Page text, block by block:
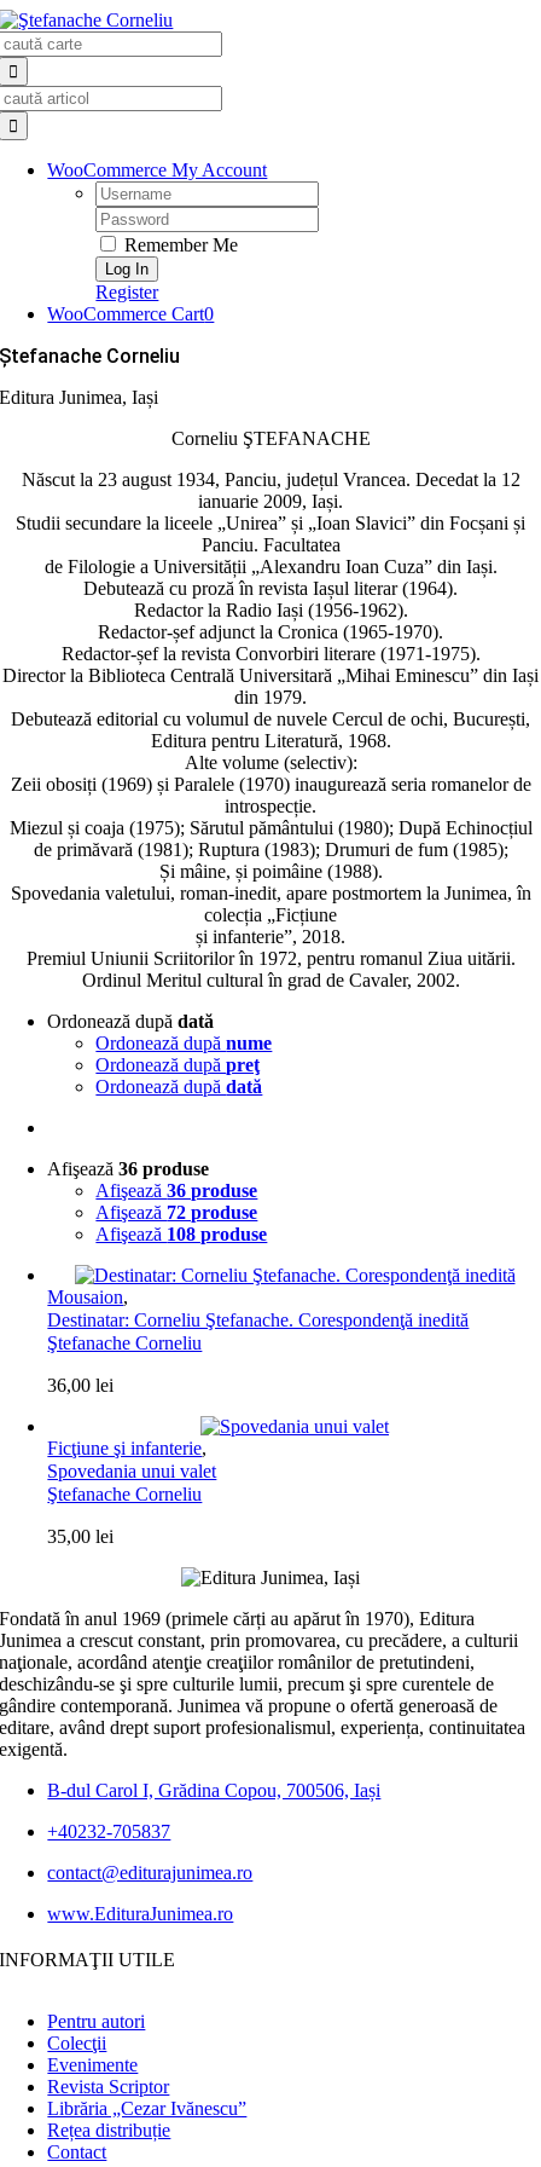
Skip
to
content
WooCommerce My Account
Username:
Password:
Remember Me
Register
WooCommerce Cart0
Ştefanache Corneliu
Editura Junimea, Iași
Corneliu ŞTEFANACHE
Născut la 23 august 1934, Panciu, județul Vrancea. Decedat la 12
ianuarie 2009, Iași.
Studii secundare la liceele „Unirea” și „Ioan Slavici” din Focșani și
Panciu. Facultatea
de Filologie a Universității „Alexandru Ioan Cuza” din Iași.
Debutează cu proză în revista Iașul literar (1964).
Redactor la Radio Iași (1956-1962).
Redactor-șef adjunct la Cronica (1965-1970).
Redactor-șef la revista Convorbiri literare (1971-1975).
Director la Biblioteca Centrală Universitară „Mihai Eminescu” din Iași
din 1979.
Debutează editorial cu volumul de nuvele Cercul de ochi, București,
Editura pentru Literatură, 1968.
Alte volume (selectiv):
Zeii obosiți (1969) și Paralele (1970) inaugurează seria romanelor de
introspecție.
Miezul și coaja (1975); Sărutul pământului (1980); După Echinocțiul
de primăvară (1981); Ruptura (1983); Drumuri de fum (1985);
Și mâine, și poimâine (1988).
Spovedania valetului, roman-inedit, apare postmortem la Junimea, în
colecția „Ficțiune
și infanterie”, 2018.
Premiul Uniunii Scriitorilor în 1972, pentru romanul Ziua uitării.
Ordinul Meritul cultural în grad de Cavaler, 2002.
Ordonează dupădată
Ordonează dupănume
Ordonează dupăpreţ
Ordonează dupădată
Afişează36 produse
Afişează36 produse
Afişează 72 produse
Afişează 108 produse
Mousaion,
Destinatar: Corneliu Ştefanache. Corespondenţă inedită
Ştefanache Corneliu
36,00lei
Ficţiune şi infanterie,
Spovedania unui valet
Ştefanache Corneliu
35,00lei
Fondată în anul 1969 (primele cărți au apărut în 1970), Editura
Junimea a crescut constant, prin promovarea, cu precădere, a culturii
naţionale, acordând atenţie creaţiilor românilor de pretutindeni,
deschizându-se şi spre culturile lumii, precum şi spre curentele de
gândire contemporană. Junimea vă propune o ofertă generoasă de
editare, având drept suport profesionalismul, experiența, continuitatea
exigentă.
B-dul Carol I, Grădina Copou, 700506, Iași
+40232-705837
contact@editurajunimea.ro
www.EdituraJunimea.ro
INFORMAŢII UTILE
Pentru autori
Colecţii
Evenimente
Revista Scriptor
Librăria „Cezar Ivănescu”
Rețea distribuție
Contact